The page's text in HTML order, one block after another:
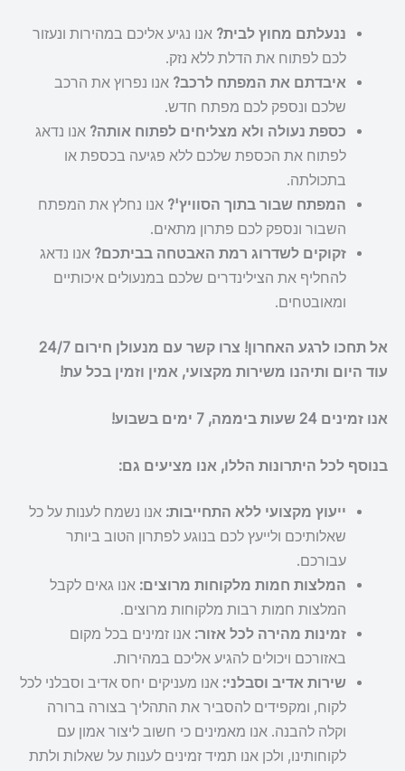
ננעלתם מחוץ לבית? אנו נגיע אליכם במהירות ונעזור
לכם לפתוח את הדלת ללא נזק.
איבדתם את המפתח לרכב? אנו נפרוץ את הרכב
שלכם ונספק לכם מפתח חדש.
כספת נעולה ולא מצליחים לפתוח אותה? אנו נדאג
לפתוח את הכספת שלכם ללא פגיעה בכספת או
בתכולתה.
המפתח שבור בתוך הסוויץ'? אנו נחלץ את המפתח
השבור ונספק לכם פתרון מתאים.
זקוקים לשדרוג רמת האבטחה בביתכם? אנו נדאג
להחליף את הצילינדרים שלכם במנעולים איכותיים
ומאובטחים.
אל תחכו לרגע האחרון! צרו קשר עם מנעולן חירום 24/7
עוד היום ותיהנו משירות מקצועי, אמין וזמין בכל עת!
אנו זמינים 24 שעות ביממה, 7 ימים בשבוע!
בנוסף לכל היתרונות הללו, אנו מציעים גם:
ייעוץ מקצועי ללא התחייבות: אנו נשמח לענות על כל
שאלותיכם ולייעץ לכם בנוגע לפתרון הטוב ביותר
עבורכם.
המלצות חמות מלקוחות מרוצים: אנו גאים לקבל
המלצות חמות רבות מלקוחות מרוצים.
זמינות מהירה לכל אזור: אנו זמינים בכל מקום
באזורכם ויכולים להגיע אליכם במהירות.
שירות אדיב וסבלני: אנו מעניקים יחס אדיב וסבלני לכל
לקוח, ומקפידים להסביר את התהליך בצורה ברורה
וקלה להבנה. אנו מאמינים כי חשוב ליצור אמון עם
לקוחותינו, ולכן אנו תמיד זמינים לענות על שאלות ולתת